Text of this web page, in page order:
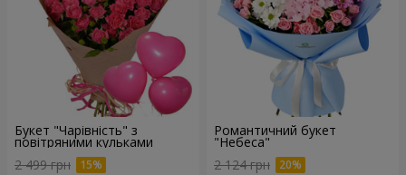
Букет "Чарівність" з
повітряними кульками
2 499 грн
Романтичний букет
"Небеса"
2 124 грн